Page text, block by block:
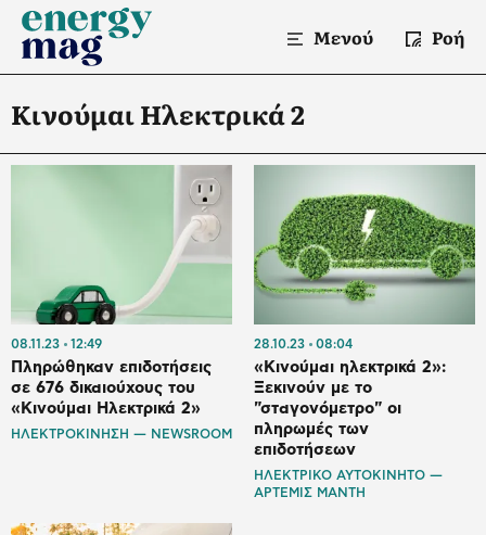
Μενού Ροή
Κινούμαι Ηλεκτρικά 2
08.11.23 12:49
Πληρώθηκαν επιδοτήσεις
σε 676 δικαιούχους του
«Κινούμαι Ηλεκτρικά 2»
ΗΛΕΚΤΡΟΚΙΝΗΣΗ — NEWSROOM
28.10.23 08:04
«Κινούμαι ηλεκτρικά 2»:
Ξεκινούν με το
"σταγονόμετρο" οι
πληρωμές των
επιδοτήσεων
ΗΛΕΚΤΡΙΚΟ ΑΥΤΟΚΙΝΗΤΟ —
ΑΡΤΕΜΙΣ ΜΑΝΤΗ